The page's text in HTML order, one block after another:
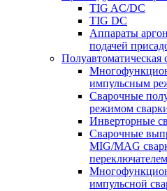
TIG AC/DC
TIG DC
Аппараты
подачей
импульсным
Сварочные
режимом
Инверторные
Сварочные
MIG/MAG
переключателем
импульсной